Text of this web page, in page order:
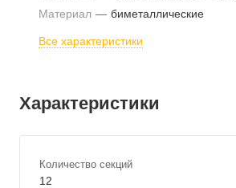
Материал — биметаллические
Все характеристики
Характеристики
Количество секций
12